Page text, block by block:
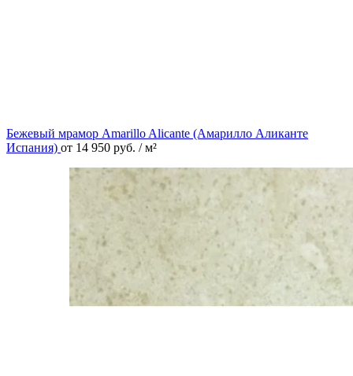
Бежевый мрамор Amarillo Alicante (Амарилло Аликанте
Испания) от 14 950 руб. / м²